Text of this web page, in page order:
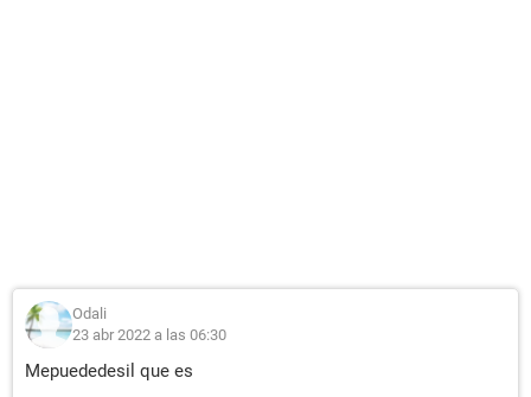
Odali
23 abr 2022 a las 06:30
Mepuededesil que es